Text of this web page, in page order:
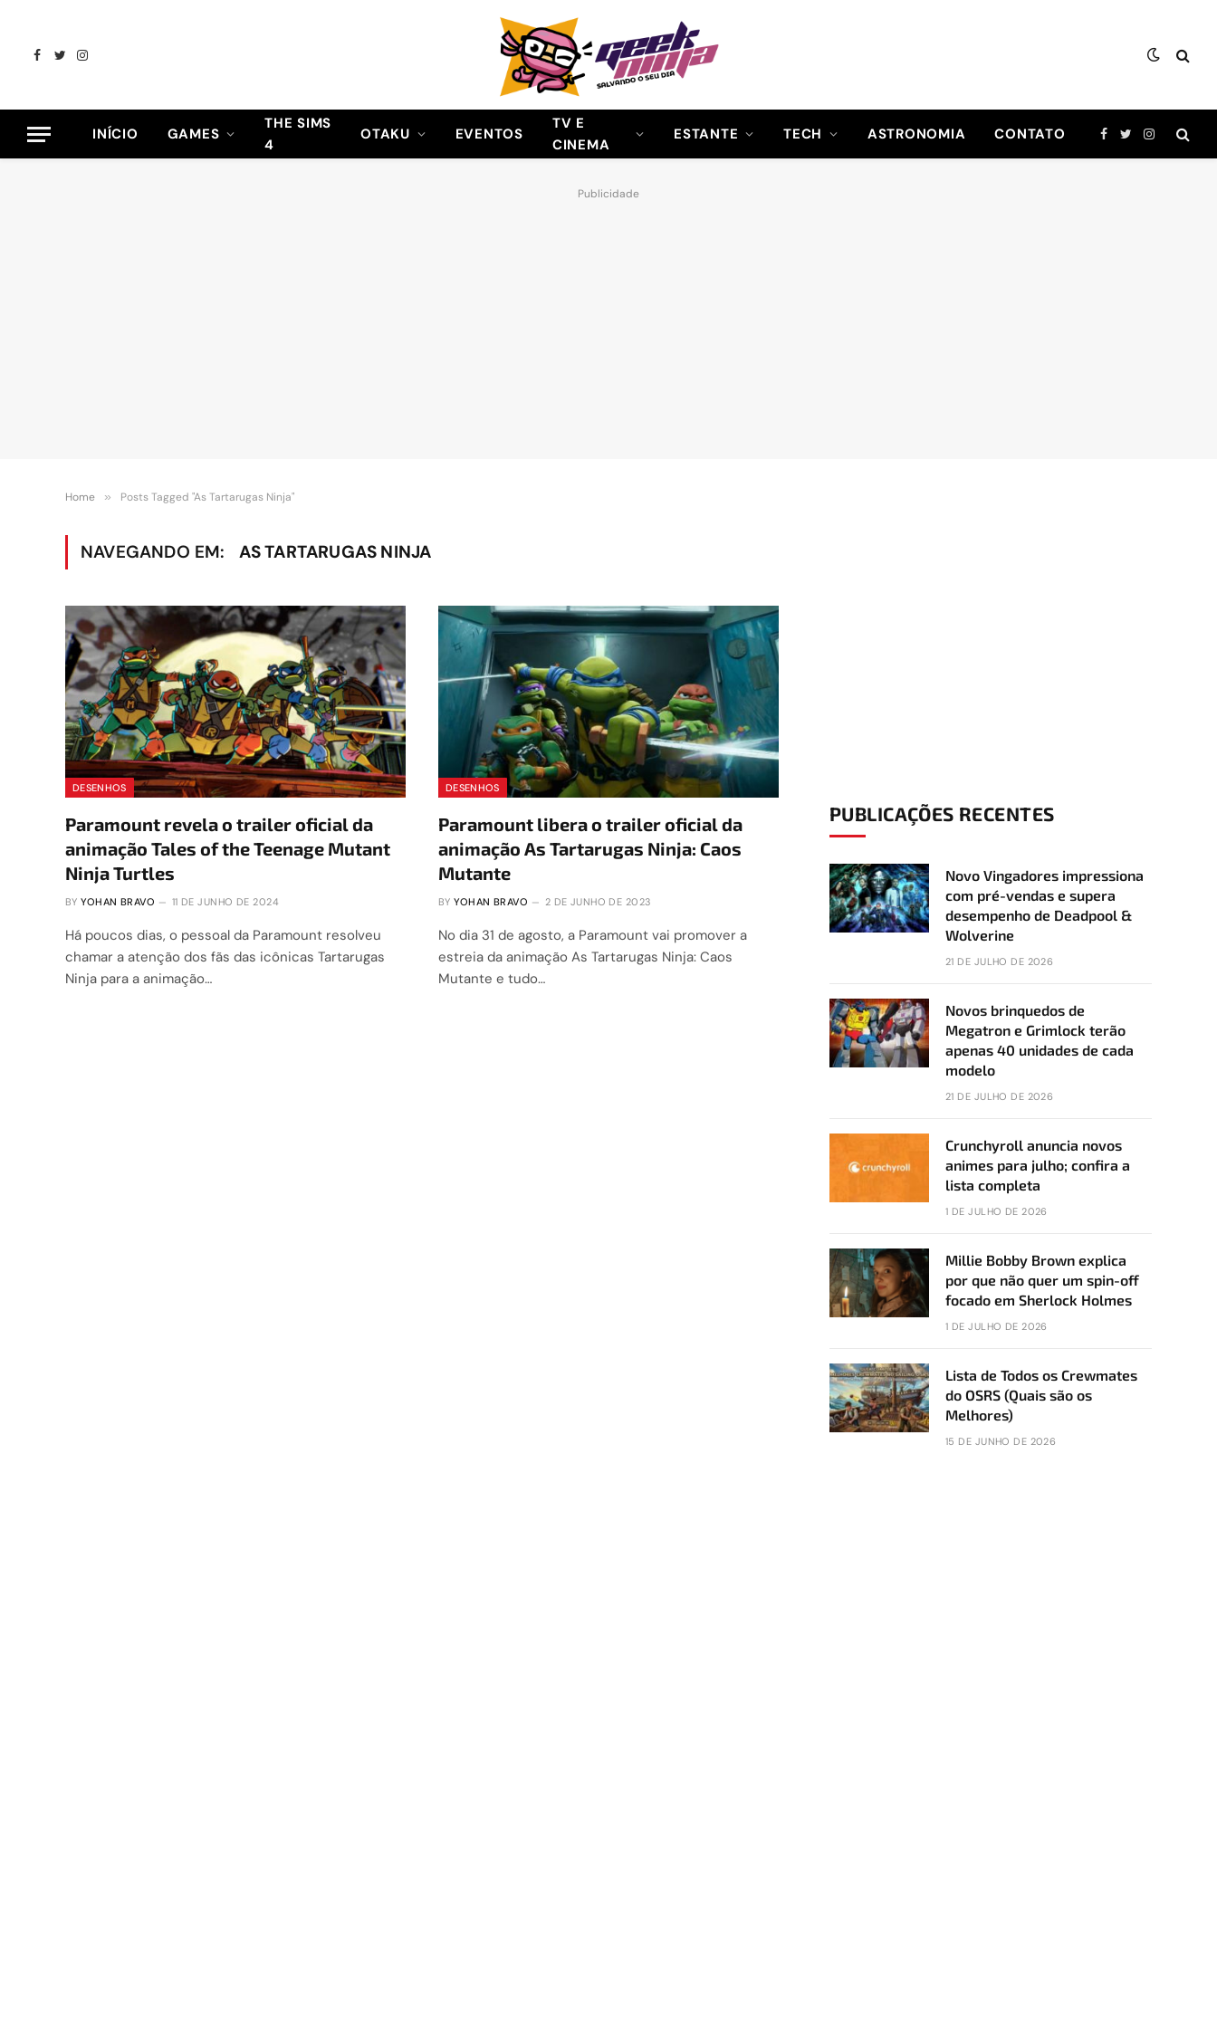
Facebook
TwitterInstagram
INÍCIO GAMES
THE SIMS
4
OTAKU EVENTOS
TV E
CINEMA
ESTANTE TECH ASTRONOMIA CONTATO Facebook
TwitterInstagram
Publicidade
Home » Posts Tagged "As Tartarugas Ninja"
NAVEGANDO EM: AS TARTARUGAS NINJA
DESENHOS
Paramount revela o trailer oficial da
animação Tales of the Teenage Mutant
Ninja Turtles
BY YOHAN BRAVO 11 DE JUNHO DE 2024
Há poucos dias, o pessoal da Paramount resolveu
chamar a atenção dos fãs das icônicas Tartarugas
Ninja para a animação…
DESENHOS
Paramount libera o trailer oficial da
animação As Tartarugas Ninja: Caos
Mutante
BY YOHAN BRAVO 2 DE JUNHO DE 2023
No dia 31 de agosto, a Paramount vai promover a
estreia da animação As Tartarugas Ninja: Caos
Mutante e tudo…
PUBLICAÇÕES RECENTES
Novo Vingadores impressiona
com pré-vendas e supera
desempenho de Deadpool &
Wolverine
21 DE JULHO DE 2026
Novos brinquedos de
Megatron e Grimlock terão
apenas 40 unidades de cada
modelo
21 DE JULHO DE 2026
Crunchyroll anuncia novos
animes para julho; confira a
lista completa
1 DE JULHO DE 2026
Millie Bobby Brown explica
por que não quer um spin-off
focado em Sherlock Holmes
1 DE JULHO DE 2026
Lista de Todos os Crewmates
do OSRS (Quais são os
Melhores)
15 DE JUNHO DE 2026